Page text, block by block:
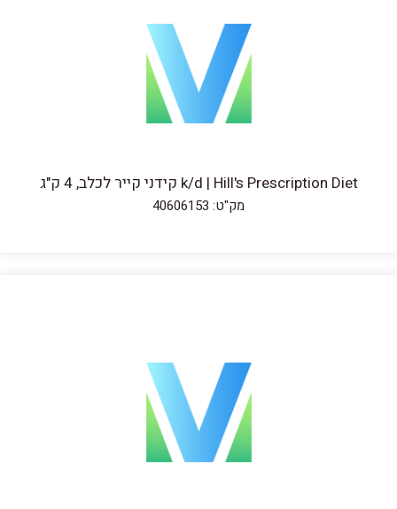
k/d | Hill's Prescription Diet קידני קייר לכלב, 4 ק"ג
מק"ט: 40606153